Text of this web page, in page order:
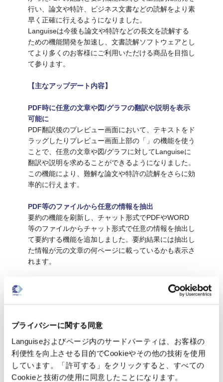
プライバシーに関する同意
Languiseおよびページ内のサードパーティは、お客様の
利便性を向上させる目的でCookieやその他の技術を使用
しています。「許可する」をクリックすると、すべての
Cookieと技術の使用に同意したことになります。
行い、論文や特許、ビジネス文書などの読解をより素
早く正確に行えるようになりました。
Languiseは今後も論文や特許などの長文を読解する
ための機能開発を加速し、文書読解ソフトウェアとし
てより多くのお客様にご利用いただける商品を目指し
て参ります。
【主なアップデート内容】
PDF時に任意の文章や図/グラフの翻訳や説明を表示
可能に
PDF翻訳後のプレビュー画面において、テキストをド
ラッグしたりプレビュー画面上部の「」の機能を使う
ことで、任意の文章や図/グラフに対してLanguiseに
翻訳や説明を求めることができるようになりました。
この機能により、難解な論文や特許の読解をさらに効
率的に行えます。
PDF等のファイルから任意の情報を抽出
要約の機能を刷新し、チャット形式でPDFやWORD
等のファイルからチャット形式で任意の情報を抽出し
て要約する機能を追加しました。要約結果には抽出し
た情報が元の文章の何ページに載っているかも表示さ
れます。
PDF等のファイルから任意の情報を抽出する際、元と
なる文書ファイルをプレビュー表示できるようになり
てLanguiseとチャットすることができます。
その他の新機能
WORDファイルに対する誤字脱字の修正と文法の修
正をより高い精度で行えるようになりました。